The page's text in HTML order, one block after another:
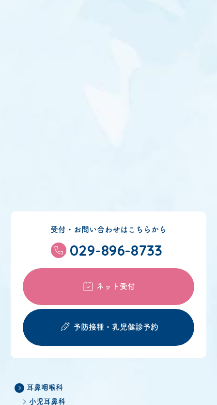
受付・お問い合わせはこちらから
029-896-8733
ネット受付
予防接種・ 乳児健診予約
耳鼻咽喉科
小児耳鼻科